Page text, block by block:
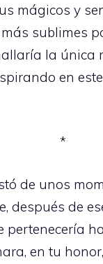
mágicos y
sublimes
la única
en
*
de unos
después de
pertenecería
en tu